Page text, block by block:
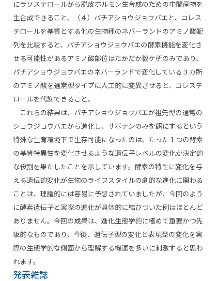
にラソステロールから脱皮ホルモン生合成のための中間産物を
生合成できること、（４）パチアショウジョウバエと、コレス
テロールを基質とする他の生物種のネバーランドのアミノ酸配
列を比較すると、パチアショウジョウバエの酵素機能を変化さ
せる可能性があるアミノ酸部位はたかだか数ケ所のみであり、
パチアショウジョウバエのネバーランドで変化している３カ所
のアミノ酸を通常型タイプに人工的に変異させると、コレステ
ロールを代謝できること。
これらの結果は、パチアショウジョウバエが祖先型の通常の
ショウジョウバエから進化し、サボテンのみを餌にするという
特殊な生育環境下で生存可能になったのは、たった１つの酵素
の基質特異性を変化させるような遺伝子レベルの変化が決定的
な役割を果たしたことを示しています。酵素の特性に変化を与
える遺伝的変化が生物のライフスタイルの劇的な進化に関わる
ことは、理論的には容易に予想されていましたが、今回のよう
に酵素遺伝子と実際の進化が具体的に結びついた例はほとんど
ありません。今回の成果は、進化生態学的に極めて重要かつ先
駆的なものであり、今後、遺伝子型の変化と表現型の変化を実
際の生態学的な側面から理解する機運を多いに刺激すると思わ
れます。
発表雑誌